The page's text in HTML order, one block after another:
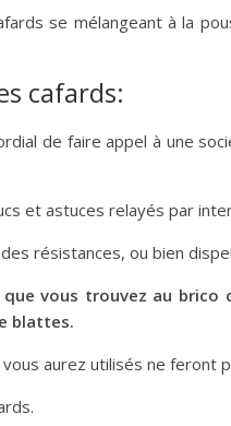
se mélangeant à la
cafards:
de faire appel à une
et astuces relayés par
résistances, ou bien
vous trouvez au brico
blattes.
aurez utilisés ne feront